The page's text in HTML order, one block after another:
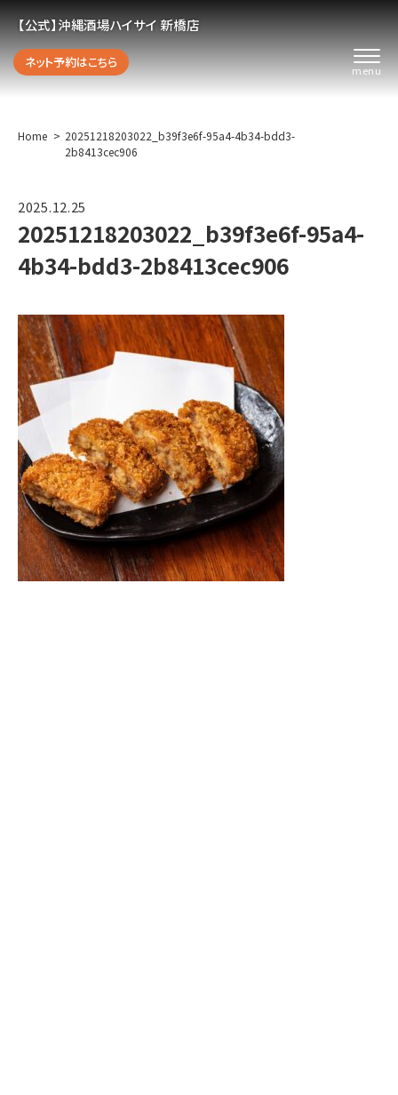
【公式】沖縄酒場ハイサイ 新橋店
ネット予約はこちら
Home
20251218203022_b39f3e6f-95a4-4b34-bdd3-
2b8413cec906
2025.12.25
20251218203022_b39f3e6f-95a4-
4b34-bdd3-2b8413cec906